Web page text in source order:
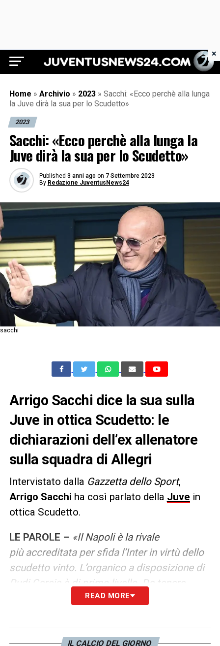
Juventus News 24
Home » Archivio » 2023 » Sacchi: «Ecco perchè alla lunga
la Juve dirà la sua per lo Scudetto»
2023
Sacchi: «Ecco perchè alla lunga la
Juve dirà la sua per lo Scudetto»
Published 3 anni ago on 7 Settembre 2023
By Redazione JuventusNews24
sacchi
Arrigo Sacchi dice la sua sulla
Juve in ottica Scudetto: le
dichiarazioni dell’ex allenatore
sulla squadra di Allegri
Intervistato dalla Gazzetta dello Sport,
Arrigo Sacchi ha così parlato della Juve in
ottica Scudetto.
LE PAROLE – «Il Napoli è la rivale
più accreditata per sfida l’Inter in virtù dello
scudetto vinto. L’organico a disposizione di
Rudi Garcia è di primo livello. Da tenere
sotto osservazione il Milan di Pioli, perché
elementi funzionali alle idee dell’allenatore.
READ MORE
IL CALCIO DEL GIORNO
×